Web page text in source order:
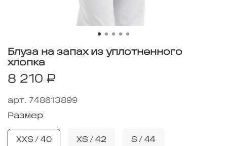
арт. 748613899
Блуза на запах из уплотненного
хлопка
8 210 ₽
Размер
XXS / 40 XS / 42 S / 44